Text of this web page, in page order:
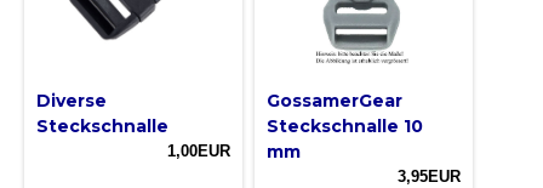
Diverse
Steckschnalle
1,00EUR
GossamerGear
Steckschnalle 10
mm
3,95EUR